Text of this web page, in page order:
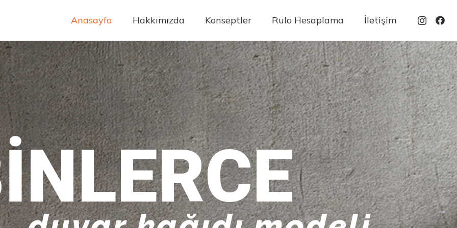
Anasayfa Hakkımızda Konseptler Rulo Hesaplama İletişim